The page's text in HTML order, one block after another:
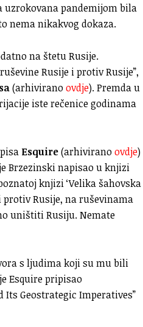
pandemijom bila
nema nikakvog dokaza.
na štetu Rusije.
Rusije i protiv Rusije”,
(arhiviranoovdje). Premda u
iste rečenice godinama
Esquire(arhiviranoovdje)
Brzezinski napisao u knjizi
knjizi ‘Velika šahovska
protiv Rusije, na ruševinama
uništiti Rusiju. Nemate
s ljudima koji su mu bili
Esquire pripisao
Its Geostrategic Imperatives”